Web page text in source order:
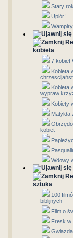
Stary rok
Upiór!
kobieta
7 kobiet
Kobieta
Kobieta
wypraw
Kobiety
Matylda
kobiet
Wdowy
sztuka
100
biblijnych
Film o
Fresk w
Gwiazda